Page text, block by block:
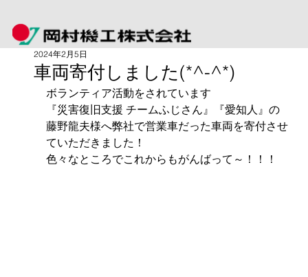
車両寄付しました(*^-^*)
2024年2月5日
ボランティア活動をされています
『災害復旧支援 チームふじさん』『愛知人』の
藤野龍夫様へ弊社で営業車だった車両を寄付させ
ていただきました！
色々なところでこれからもがんばって～！！！